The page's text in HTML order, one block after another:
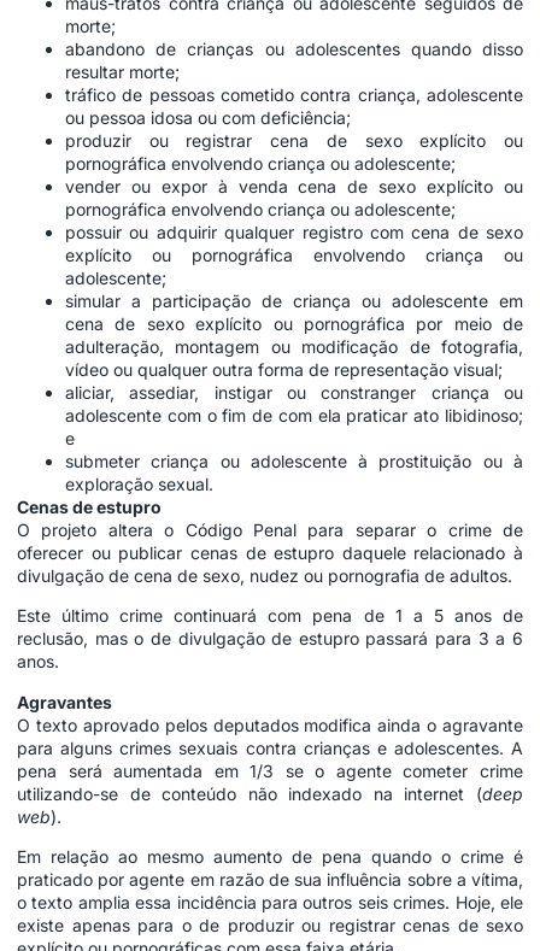
morte;
abandono de crianças ou adolescentes quando disso
resultar morte;
tráfico de pessoas cometido contra criança, adolescente
ou pessoa idosa ou com deficiência;
produzir ou registrar cena de sexo explícito ou
pornográfica envolvendo criança ou adolescente;
vender ou expor à venda cena de sexo explícito ou
pornográfica envolvendo criança ou adolescente;
possuir ou adquirir qualquer registro com cena de sexo
explícito ou pornográfica envolvendo criança ou
adolescente;
simular a participação de criança ou adolescente em
cena de sexo explícito ou pornográfica por meio de
adulteração, montagem ou modificação de fotografia,
vídeo ou qualquer outra forma de representação visual;
aliciar, assediar, instigar ou constranger criança ou
adolescente com o fim de com ela praticar ato libidinoso;
e
submeter criança ou adolescente à prostituição ou à
exploração sexual.
Cenas de estupro
O projeto altera o Código Penal para separar o crime de
oferecer ou publicar cenas de estupro daquele relacionado à
divulgação de cena de sexo, nudez ou pornografia de adultos.
Este último crime continuará com pena de 1 a 5 anos de
reclusão, mas o de divulgação de estupro passará para 3 a 6
anos.
Agravantes
O texto aprovado pelos deputados modifica ainda o agravante
para alguns crimes sexuais contra crianças e adolescentes. A
pena será aumentada em 1/3 se o agente cometer crime
utilizando-se de conteúdo não indexado na internet (deep
web).
Em relação ao mesmo aumento de pena quando o crime é
praticado por agente em razão de sua influência sobre a vítima,
o texto amplia essa incidência para outros seis crimes. Hoje, ele
existe apenas para o de produzir ou registrar cenas de sexo